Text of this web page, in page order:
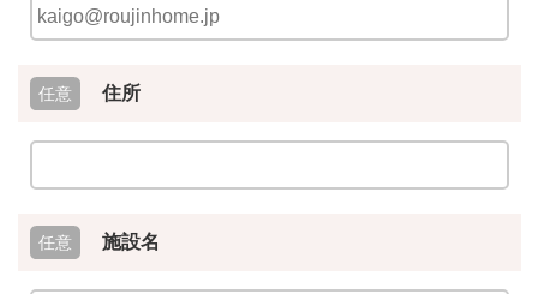
住所
施設名